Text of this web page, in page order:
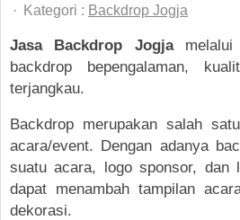
· Kategori : Backdrop Jogja
Jasa Backdrop Jogjamelalui
backdrop bepengalaman,
terjangkau.
Backdrop merupakan salah
acara/event. Dengan adanya
suatu acara, logo sponsor, dan
dapat menambah tampilan
dekorasi.